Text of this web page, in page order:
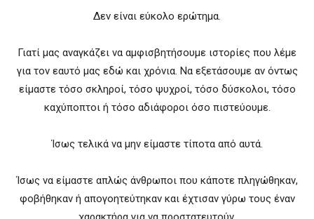
Δεν είναι εύκολο ερώτημα.
Γιατί μας αναγκάζει να αμφισβητήσουμε ιστορίες που λέμε
για τον εαυτό μας εδώ και χρόνια. Να εξετάσουμε αν όντως
είμαστε τόσο σκληροί, τόσο ψυχροί, τόσο δύσκολοι, τόσο
καχύποπτοι ή τόσο αδιάφοροι όσο πιστεύουμε.
Ίσως τελικά να μην είμαστε τίποτα από αυτά.
Ίσως να είμαστε απλώς άνθρωποι που κάποτε πληγώθηκαν,
φοβήθηκαν ή απογοητεύτηκαν και έχτισαν γύρω τους έναν